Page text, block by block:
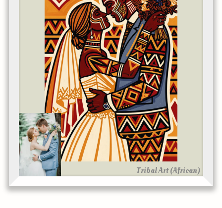
Tribal Art (African)